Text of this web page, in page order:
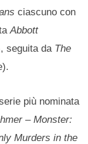
ciascuno con
Abbott
seguita da The
più nominata
– Monster:
Murders in the